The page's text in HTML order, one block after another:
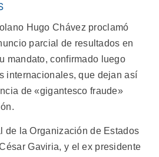
Hugo Chávez proclamó
parcial de resultados en
mandato, confirmado luego
internacionales, que dejan así
de «gigantesco fraude»
de la Organización de Estados
Gaviria, y el ex presidente